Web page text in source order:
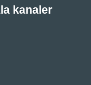
kanaler